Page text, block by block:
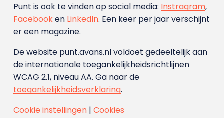
Punt is ook te vinden op social media: Instragram,
Facebooken LinkedIn. Een keer per jaar verschijnt
er een magazine.
De website punt.avans.nl voldoet gedeeltelijk aan
de internationale toegankelijkheidsrichtlijnen
WCAG 2.1, niveau AA. Ga naar de
toegankelijkheidsverklaring.
Cookie instellingen| Cookies